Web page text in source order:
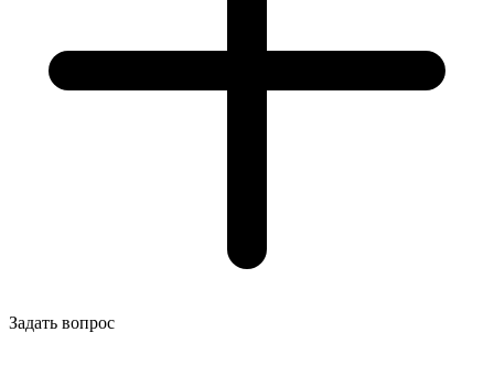
Задать вопрос